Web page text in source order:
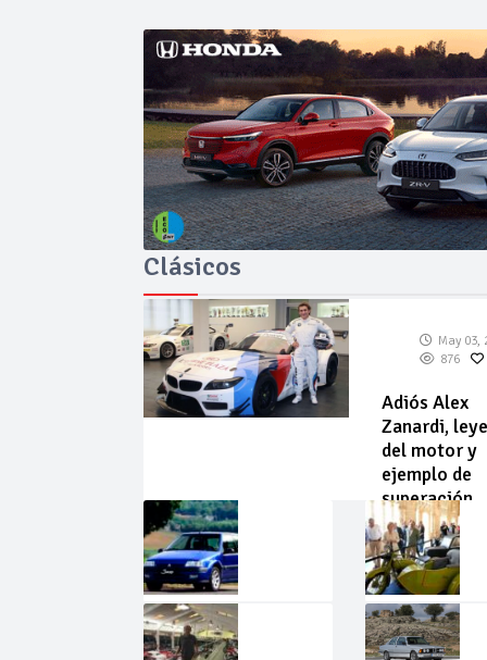
Clásicos
May 03,
876
Adiós Alex
Zanardi,
del motor y
ejemplo de
superación
May
Abr